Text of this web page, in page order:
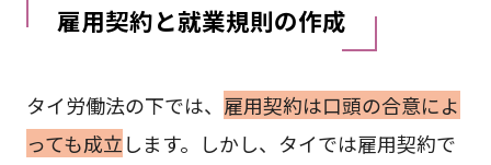
雇用契約と就業規則の作成
タイ労働法の下では、 雇用契約は口頭の合意によ
っても成立します。しかし、タイでは雇用契約で